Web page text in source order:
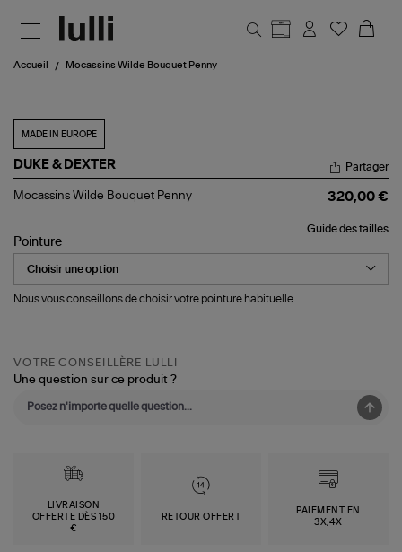
Accueil Mocassins Wilde Bouquet Penny
MADE IN EUROPE
DUKE & DEXTER
Mocassins
Penny
Partager
Mocassins Wilde Bouquet Penny 320,00 €
Guide des tailles
Pointure
Nous vous conseillons de choisir votre pointure habituelle.
VOTRE CONSEILLÈRE LULLI
Une question sur ce produit ?
LIVRAISON
OFFERTE DÈS 150
€
RETOUR OFFERT
PAIEMENT EN
3X,4X